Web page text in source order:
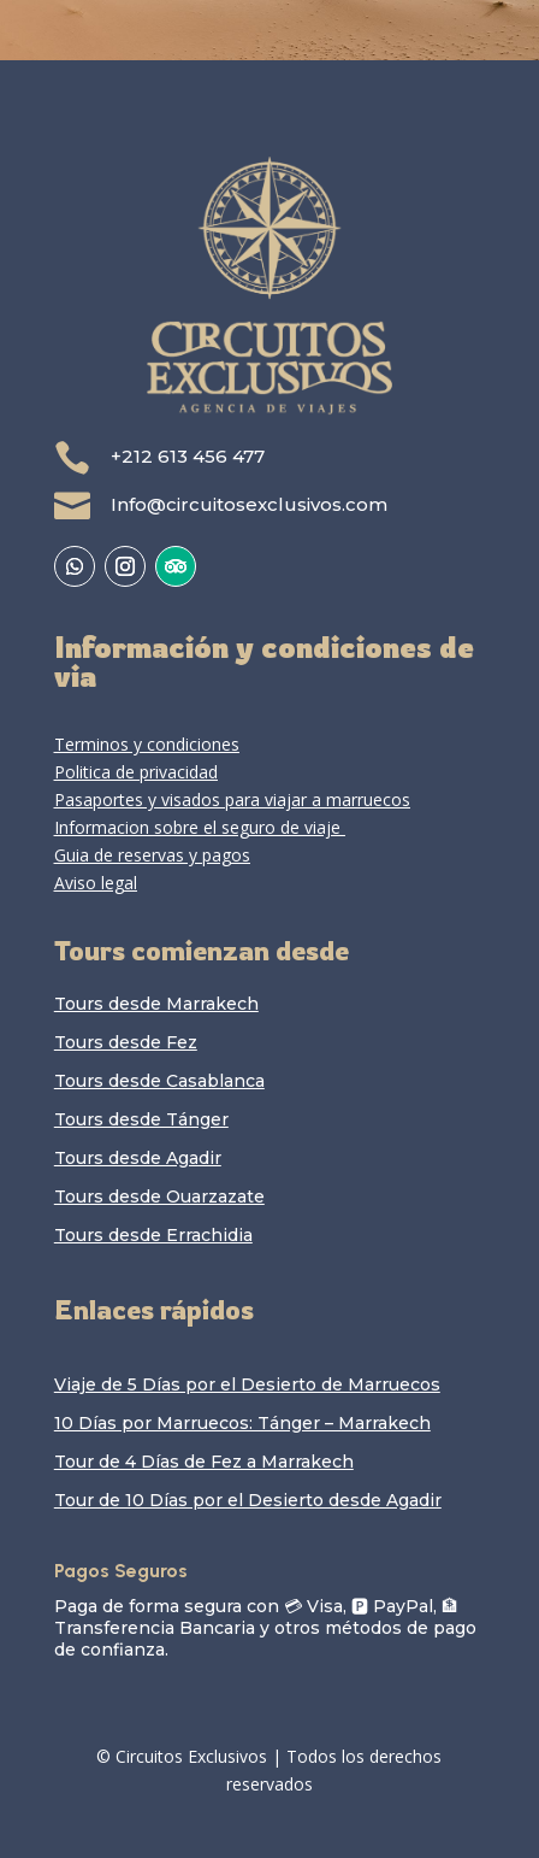
 +212 613 456 477
 Info@circuitosexclusivos.com
Información y condiciones de
via
Terminos y condiciones
Politica de privacidad
Pasaportes y visados para viajar a marruecos
Informacion sobre el seguro de viaje
Guia de reservas y pagos
Aviso legal
Tours comienzan desde
Tours desde Marrakech
Tours desde Fez
Tours desde Casablanca
Tours desde Tánger
Tours desde Agadir
Tours desde Ouarzazate
Tours desde Errachidia
Enlaces rápidos
Viaje de 5 Días por el Desierto de Marruecos
10 Días por Marruecos: Tánger – Marrakech
Tour de 4 Días de Fez a Marrakech
Tour de 10 Días por el Desierto desde Agadir
Pagos Seguros
Paga de forma segura con 💳 Visa, 🅿️ PayPal, 🏦
Transferencia Bancaria y otros métodos de pago
de confianza.
© Circuitos Exclusivos | Todos los derechos
reservados